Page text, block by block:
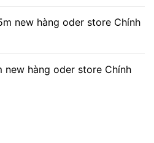
new hàng oder store Chính
new hàng oder store Chính